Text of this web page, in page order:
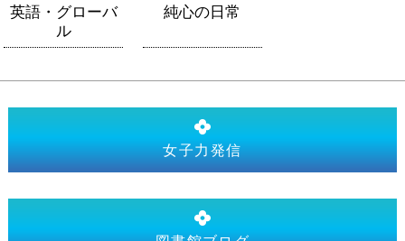
英語・グローバ
ル
純心の日常
女子力発信